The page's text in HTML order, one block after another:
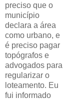
preciso que o
município
declara a área
como urbano, e
é preciso pagar
topógrafos e
advogados para
regularizar o
loteamento. Eu
fui informado